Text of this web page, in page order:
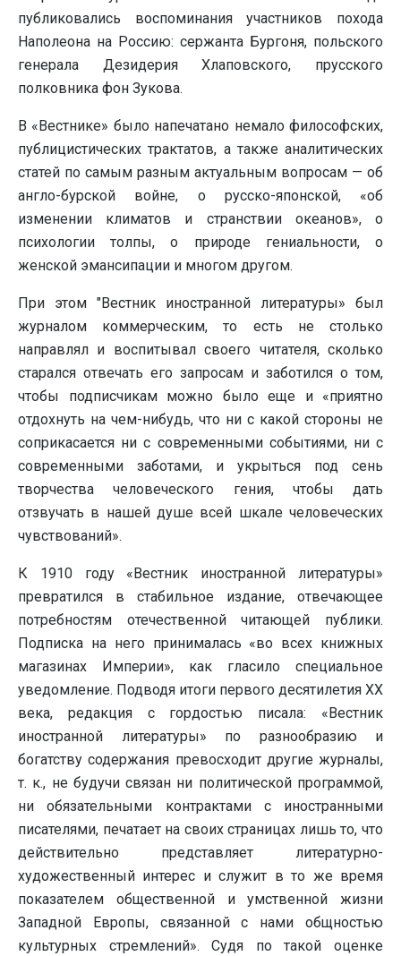
публиковались воспоминания участников похода
Наполеона на Россию: сержанта Бургоня, польского
генерала Дезидерия Хлаповского, прусского
полковника фон Зукова.
В «Вестнике» было напечатано немало философских,
публицистических трактатов, а также аналитических
статей по самым разным актуальным вопросам — об
англо-бурской войне, о русско-японской, «об
изменении климатов и странствии океанов», о
психологии толпы, о природе гениальности, о
женской эмансипации и многом другом.
При этом "Вестник иностранной литературы» был
журналом коммерческим, то есть не столько
направлял и воспитывал своего читателя, сколько
старался отвечать его запросам и заботился о том,
чтобы подписчикам можно было еще и «приятно
отдохнуть на чем-нибудь, что ни с какой стороны не
соприкасается ни с современными событиями, ни с
современными заботами, и укрыться под сень
творчества человеческого гения, чтобы дать
отзвучать в нашей душе всей шкале человеческих
чувствований».
К 1910 году «Вестник иностранной литературы»
превратился в стабильное издание, отвечающее
потребностям отечественной читающей публики.
Подписка на него принималась «во всех книжных
магазинах Империи», как гласило специальное
уведомление. Подводя итоги первого десятилетия ХХ
века, редакция с гордостью писала: «Вестник
иностранной литературы» по разнообразию и
богатству содержания превосходит другие журналы,
т. к., не будучи связан ни политической программой,
ни обязательными контрактами с иностранными
писателями, печатает на своих страницах лишь то, что
действительно представляет литературно-
художественный интерес и служит в то же время
показателем общественной и умственной жизни
Западной Европы, связанной с нами общностью
культурных стремлений». Судя по такой оценке